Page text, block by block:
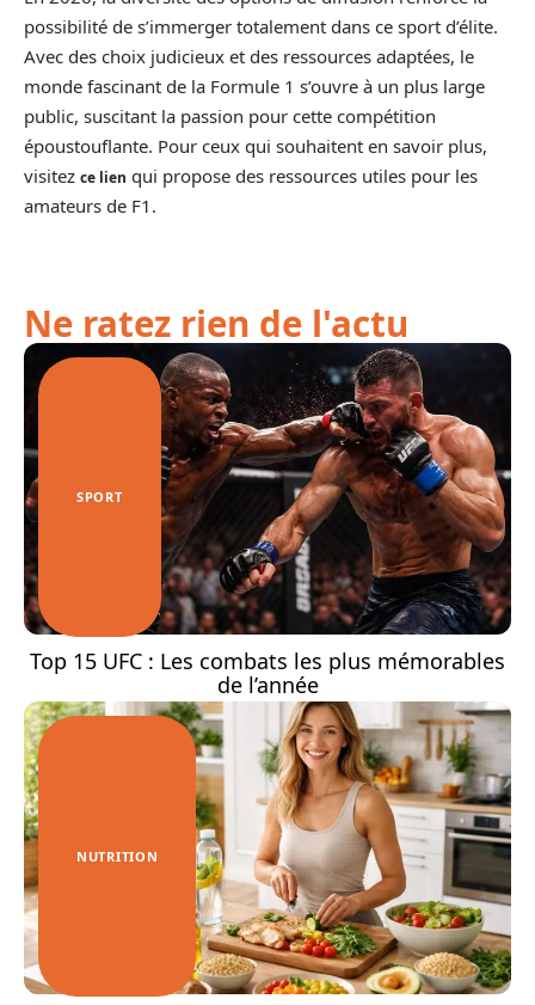
possibilité de s’immerger totalement dans ce sport d’élite.
Avec des choix judicieux et des ressources adaptées, le
monde fascinant de la Formule 1 s’ouvre à un plus large
public, suscitant la passion pour cette compétition
époustouflante. Pour ceux qui souhaitent en savoir plus,
visitez ce lien qui propose des ressources utiles pour les
amateurs de F1.
Ne ratez rien de l'actu
SPORT
Top 15 UFC : Les combats les plus mémorables
de l’année
NUTRITION